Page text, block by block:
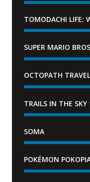
TOMODACHI LIFE:
OCTOPATH
TRAILS IN THE SKY
SOMA
POKÉMON